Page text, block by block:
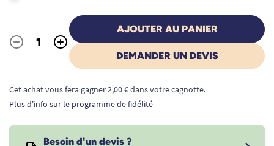
Quantité
- +
AJOUTER AU PANIER
DEMANDER UN DEVIS
Cet achat vous fera gagner 2,00 € dans votre cagnotte.
Plus d'info sur le programme de fidélité
Besoin d'un devis ?